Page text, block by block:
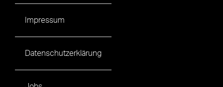
Impressum
Datenschutzerklärung